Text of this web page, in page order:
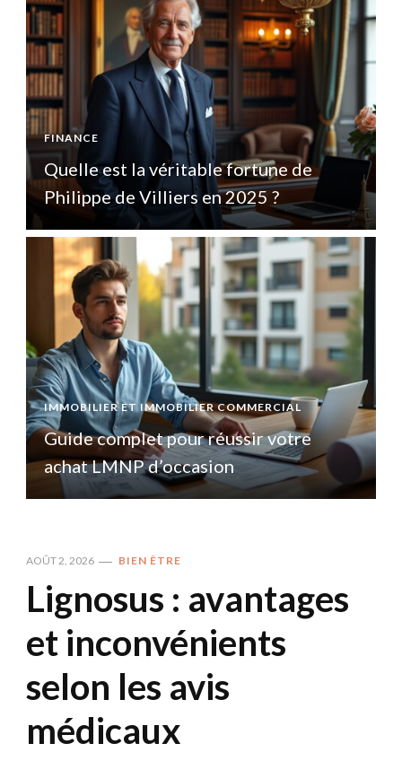
FINANCE
Quelle est la véritable fortune de
Philippe de Villiers en 2025 ?
IMMOBILIER ET IMMOBILIER COMMERCIAL
Guide complet pour réussir votre
achat LMNP d’occasion
AOÛT 2, 2026 BIEN ÊTRE
Lignosus : avantages
et inconvénients
selon les avis
médicaux